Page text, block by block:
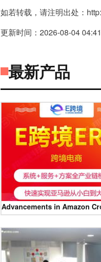
如若转载，请注明出处：
更新时间：2026-08-04
最新产品
Advancements in Amazon